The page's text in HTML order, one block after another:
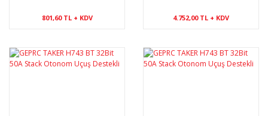
801,60 TL + KDV 4.752,00 TL + KDV